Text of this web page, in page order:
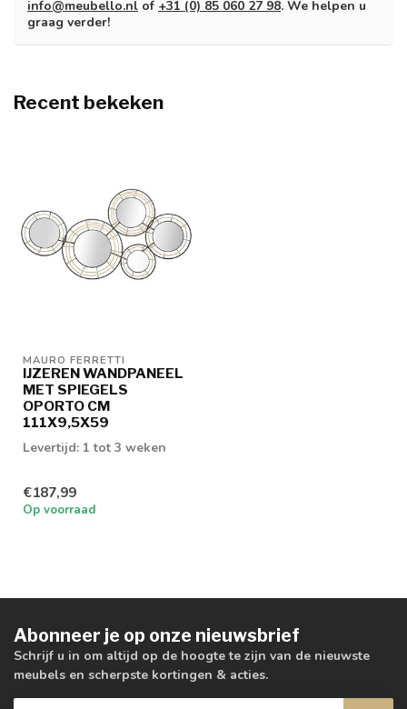
info@meubello.nl of +31 (0) 85 060 27 98. We helpen u
graag verder!
Recent bekeken
MAURO FERRETTI
IJZEREN WANDPANEEL
MET SPIEGELS
OPORTO CM
111X9,5X59
Levertijd: 1 tot 3 weken
€187,99
Op voorraad
Abonneer je op onze nieuwsbrief
Schrijf u in om altijd op de hoogte te zijn van de nieuwste
meubels en scherpste kortingen & acties.